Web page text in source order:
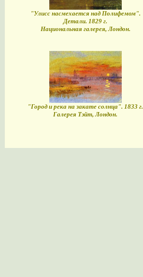
"Улисс насмехается над Полифемом".
Детали. 1829 г.
Национальная галерея, Лондон.
"Город и река на закате солнца". 1833 г.
Галерея Тэйт, Лондон.